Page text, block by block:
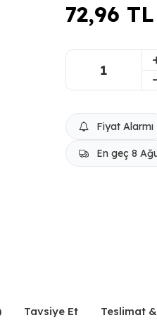
72,96 TL
Fiyat Alarmı
En geç 8
Tavsiye Et Teslimat